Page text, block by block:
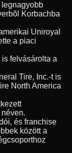
Korbachba
Uniroyal
a piaci
felvásárolta a
Tire, Inc.-t is
North America
és franchise
között a